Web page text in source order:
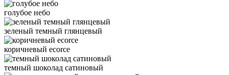
голубое небо
зеленый темный глянцевый
коричневый ecorce
темный шоколад сатиновый